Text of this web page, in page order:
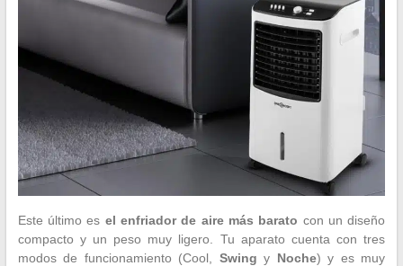
Este último es el enfriador de aire más barato con un diseño
compacto y un peso muy ligero. Tu aparato cuenta con tres
modos de funcionamiento (Cool, Swing y Noche) y es muy